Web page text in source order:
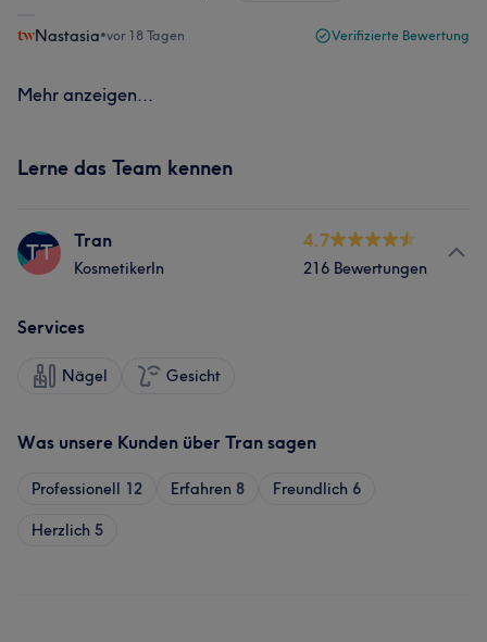
Nastasia•vor 18 Tagen Verifizierte Bewertung
Mehr anzeigen...
Lerne das Team kennen
TT Tran
KosmetikerIn
4.7
216 Bewertungen
Services
Nägel Gesicht
Was unsere Kunden über Tran sagen
Professionell 12 Erfahren 8 Freundlich 6
Herzlich 5